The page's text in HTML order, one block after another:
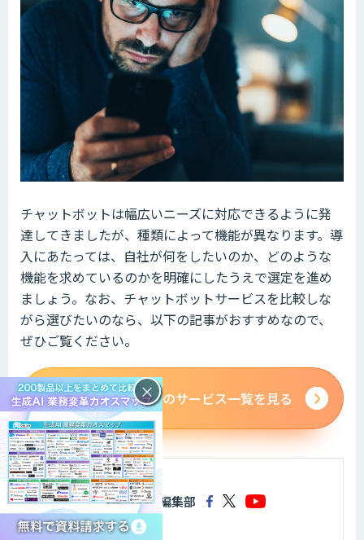
チャットボットは幅広いニーズに対応できるように発
達してきましたが、種類によって機能が異なります。導
入にあたっては、自社が何をしたいのか、どのような
機能を求めているのかを明確にしたうえで選定を進め
ましょう。なお、チャットボットサービスを比較しな
がら選びたいのなら、以下の記事がおすすめなので、
ぜひご覧ください。
チャットボットのサービス一覧を見る
AIsmiley編集部
×